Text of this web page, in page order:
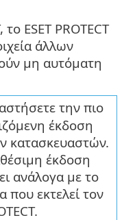
ESET PROTECT
άλλων
μη αυτόματη
την πιο
έκδοση
κατασκευαστών.
έκδοση
ανάλογα με το
που εκτελεί τον